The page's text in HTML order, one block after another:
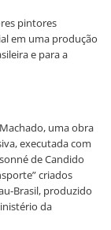
pintores
em uma produção
e para a
uma obra
executada com
de Candido
criados
Brasil, produzido
da